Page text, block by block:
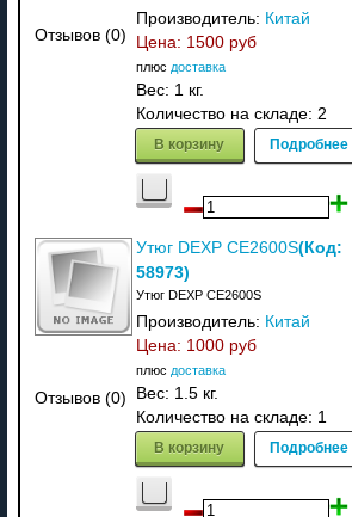
Отзывов (0)
Производитель: Китай
Цена: 1500 руб
плюс доставка
Вес: 1 кг.
Количество на складе: 2
В корзину Подробнее
Отзывов (0)
Утюг DEXP CE2600S(Код:
58973)
Утюг DEXP CE2600S
Производитель: Китай
Цена: 1000 руб
плюс доставка
Вес: 1.5 кг.
Количество на складе: 1
В корзину Подробнее